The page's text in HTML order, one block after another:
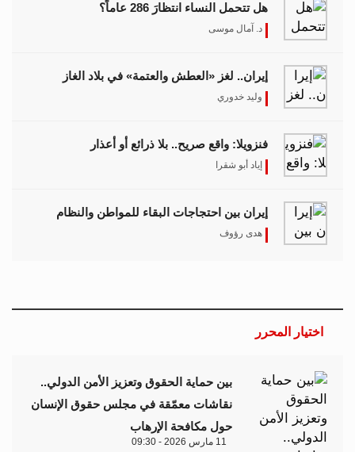
هل تتحمل النساء انتظارَ 286 عاماً؟
د. آمال موسى
إيران.. لغز «العطش والعتمة» في بلاد الغاز
وليد خدوري
فنزويلا: واقع صريح.. بلا ذرائع أو أعذار
إياد أبو شقرا
إيران بين احتجاجات البقاء للمواطن والنظام
هدى رؤوف
اختيار المحرر
بين حماية الحقوق وتعزيز الأمن الدولي..
نقاشات معمّقة في مجلس حقوق الإنسان
حول مكافحة الإرهاب
11 مارس 2026 - 09:30